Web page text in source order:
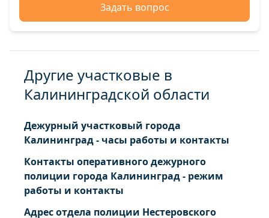
Задать вопрос
Другие участковые в
Калининградской области
Дежурный участковый города
Калининград - часы работы и контакты
Контакты оперативного дежурного
полиции города Калининград - режим
работы и контакты
Адрес отдела полиции Нестеровского